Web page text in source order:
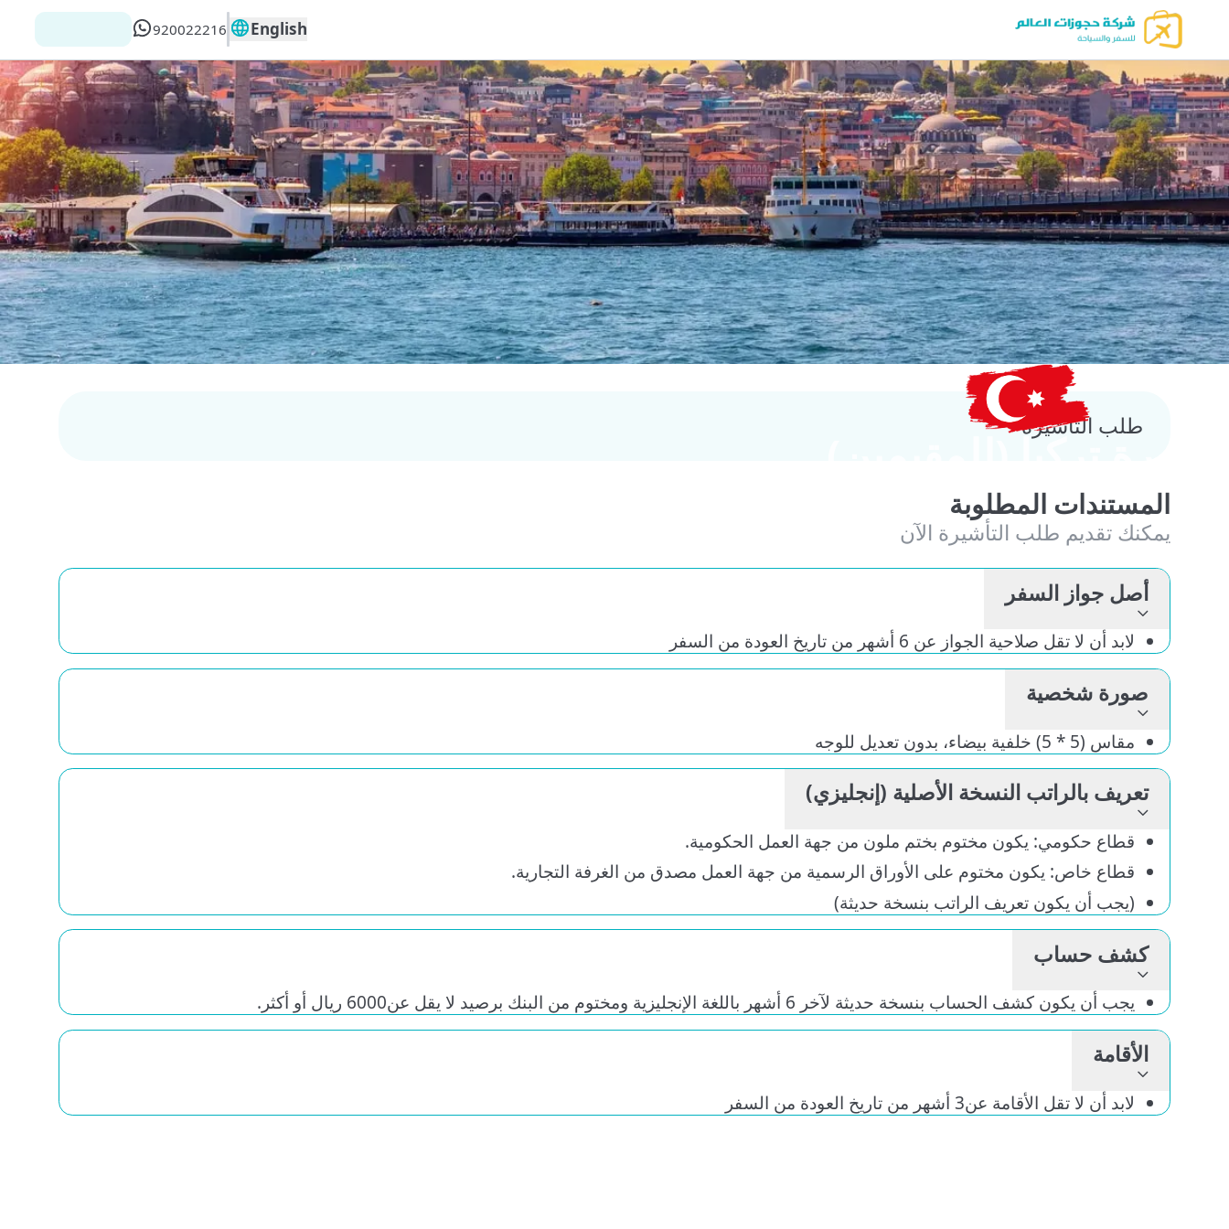
English
920022216
تركيا (للمقيمين)
المطلوبة
تقديم طلب التأشيرة الآن
أصل جواز السفر
لابد أن لا تقل صلاحية الجواز عن 6 أشهر من تاريخ العودة من السفر
صورة شخصية
مقاس (5 * 5) خلفية بيضاء، بدون تعديل للوجه
تعريف بالراتب النسخة الأصلية (إنجليزي)
قطاع حكومي: يكون مختوم بختم ملون من جهة العمل الحكومية.
قطاع خاص: يكون مختوم على الأوراق الرسمية من جهة العمل مصدق من الغرفة التجارية.
(يجب أن يكون تعريف الراتب بنسخة حديثة)
كشف حساب
يجب أن يكون كشف الحساب بنسخة حديثة لآخر 6 أشهر باللغة الإنجليزية ومختوم من البنك برصيد لا يقل عن6000 ريال أو أكثر.
الأقامة